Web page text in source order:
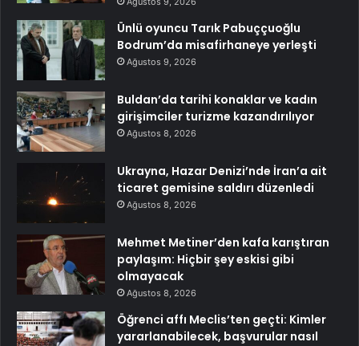
Ünlü oyuncu Tarık Pabuççuoğlu
Bodrum’da misafirhaneye yerleşti
Ağustos 9, 2026
Buldan’da tarihi konaklar ve kadın
girişimciler turizme kazandırılıyor
Ağustos 8, 2026
Ukrayna, Hazar Denizi’nde İran’a ait
ticaret gemisine saldırı düzenledi
Ağustos 8, 2026
Mehmet Metiner’den kafa karıştıran
paylaşım: Hiçbir şey eskisi gibi
olmayacak
Ağustos 8, 2026
Öğrenci affı Meclis’ten geçti: Kimler
yararlanabilecek, başvurular nasıl